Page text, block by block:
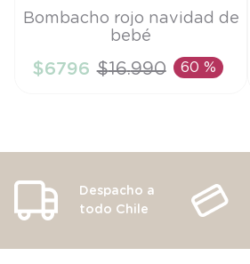
Talla
AÑADIR AL CARRITO
Bombacho rojo navidad de
bebé
$6796 $16.990 60 %
Despacho a
todo Chile